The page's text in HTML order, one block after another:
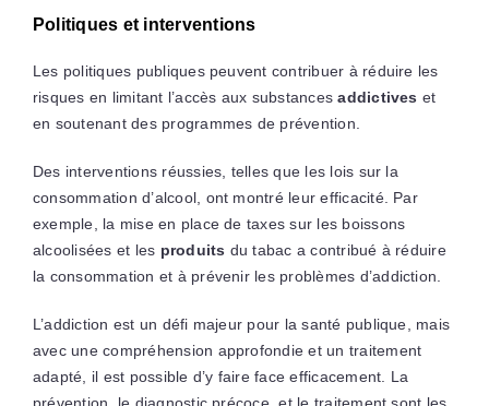
Politiques et interventions
Les politiques publiques peuvent contribuer à réduire les
risques en limitant l’accès aux substancesaddictives et
en soutenant des programmes de prévention.
Des interventions réussies, telles que les lois sur la
consommation d’alcool, ont montré leur efficacité. Par
exemple, la mise en place de taxes sur les boissons
alcoolisées et les produits du tabac a contribué à réduire
la consommation et à prévenir les problèmes d’addiction.
L’addiction est un défi majeur pour la santé publique, mais
avec une compréhension approfondie et un traitement
adapté, il est possible d’y faire face efficacement. La
prévention, le diagnostic précoce, et le traitement sont les